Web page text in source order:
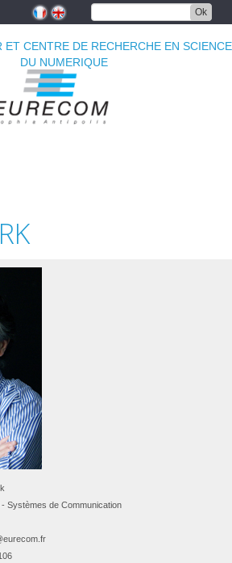
Ok
ET CENTRE DE RECHERCHE EN
DU NUMERIQUE
Systèmes de Communication